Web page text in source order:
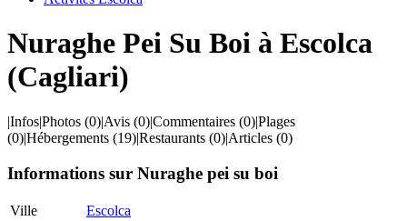
Nuraghe Pei Su Boi à Escolca
(Cagliari)
|Infos|Photos (0)|Avis (0)|Commentaires (0)|Plages
(0)|Hébergements (19)|Restaurants (0)|Articles (0)
Informations sur Nuraghe pei su boi
Ville
Escolca